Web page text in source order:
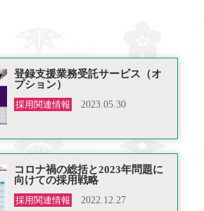
登録支援業務受託サービス（オ
プション）
採用関連情報 2023.05.30
コロナ禍の総括と2023年問題に
向けての採用戦略
採用関連情報 2022.12.27